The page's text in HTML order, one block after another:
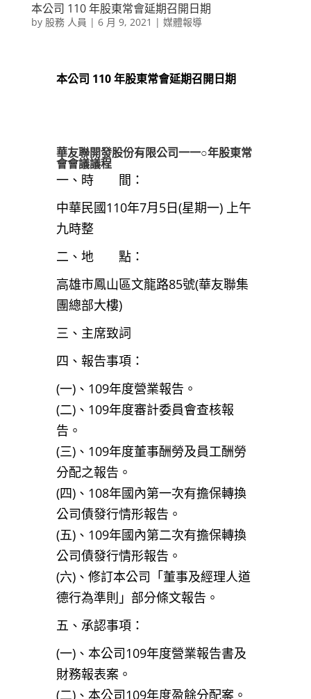
本公司 110 年股東常會延期召開日期
by 股務 人員 | 6 月 9, 2021 | 媒體報導
本公司 110 年股東常會延期召開日期
華友聯開發股份有限公司一一○年股東常
會會議議程
一、時 間：
中華民國110年7月5日(星期一) 上午
九時整
二、地 點：
高雄市鳳山區文龍路85號(華友聯集
團總部大樓)
三、主席致詞
四、報告事項：
(一)、109年度營業報告。
(二)、109年度審計委員會查核報
告。
(三)、109年度董事酬勞及員工酬勞
分配之報告。
(四)、108年國內第一次有擔保轉換
公司債發行情形報告。
(五)、109年國內第二次有擔保轉換
公司債發行情形報告。
(六)、修訂本公司「董事及經理人道
德行為準則」部分條文報告。
五、承認事項：
(一)、本公司109年度營業報告書及
財務報表案。
(二)、本公司109年度盈餘分配案。